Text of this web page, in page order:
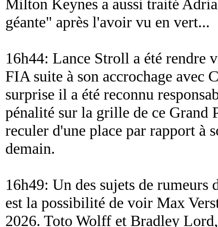
Milton Keynes a aussi traité
géante" après l'avoir vu en vert...
16h44: Lance Stroll a été rendre
FIA suite à son accrochage avec
surprise il a été reconnu
pénalité sur la grille de ce Grand
reculer d'une place par rapport à
demain.
16h49: Un des sujets de rumeurs
est la possibilité de voir Max
2026. Toto Wolff et Bradley